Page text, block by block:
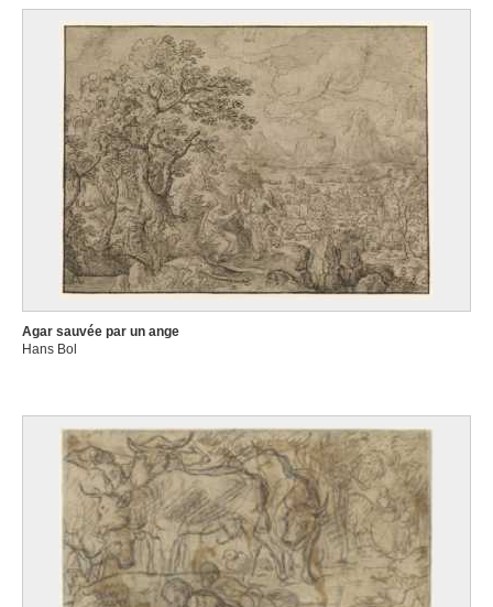
Agar sauvée par un ange
Hans Bol